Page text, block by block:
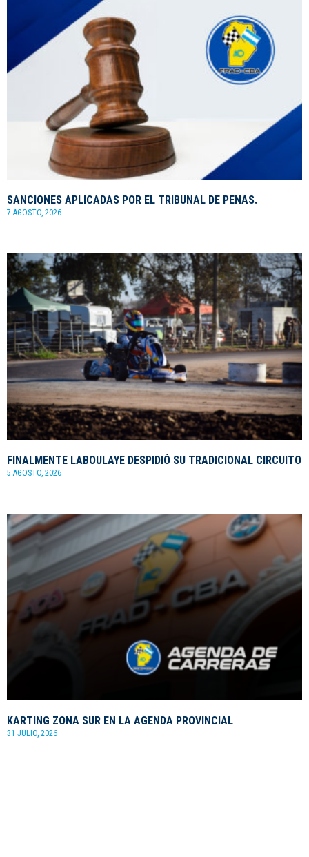
SANCIONES APLICADAS POR EL TRIBUNAL DE PENAS.
7 AGOSTO, 2026
FINALMENTE LABOULAYE DESPIDIÓ SU TRADICIONAL CIRCUITO
5 AGOSTO, 2026
KARTING ZONA SUR EN LA AGENDA PROVINCIAL
31 JULIO, 2026